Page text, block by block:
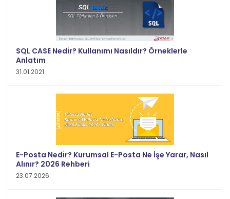
SQL CASE Nedir? Kullanımı Nasıldır? Örneklerle
Anlatım
31.01.2021
E-Posta Nedir? Kurumsal E-Posta Ne İşe Yarar, Nasıl
Alınır? 2026 Rehberi
23.07.2026